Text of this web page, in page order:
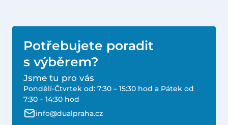
Potřebujete poradit
s výběrem?
Jsme tu pro vás
Pondělí-Čtvrtek od: 7:30 – 15:30 hod a Pátek od
7:30 – 14:30 hod
info@dualpraha.cz